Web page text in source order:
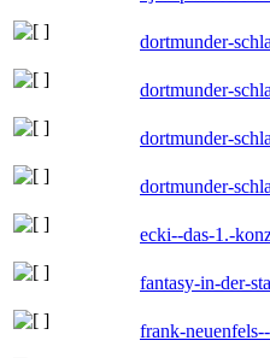
dortmunder-
dortmunder-
dortmunder-
dortmunder-
ecki--das-1.-
fantasy-in-der-
frank-